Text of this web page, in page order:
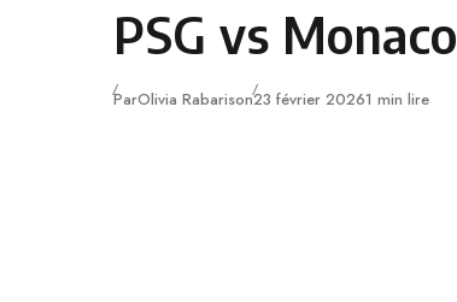
PSG vs Monaco
ParOlivia RabarisonPublié
23 février 20261 min lire